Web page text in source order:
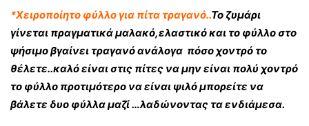
*Χειροποίητο φύλλο για πίτα τραγανό..Το ζυμάρι
γίνεται πραγματικά μαλακό,ελαστικό και το φύλλο στο
ψήσιμο βγαίνει τραγανό ανάλογα πόσο χοντρό το
θέλετε..καλό είναι στις πίτες να μην είναι πολύ χοντρό
το φύλλο προτιμότερο να είναι ψιλό μπορείτε να
βάλετε δυο φύλλα μαζί …λαδώνοντας τα ενδιάμεσα.